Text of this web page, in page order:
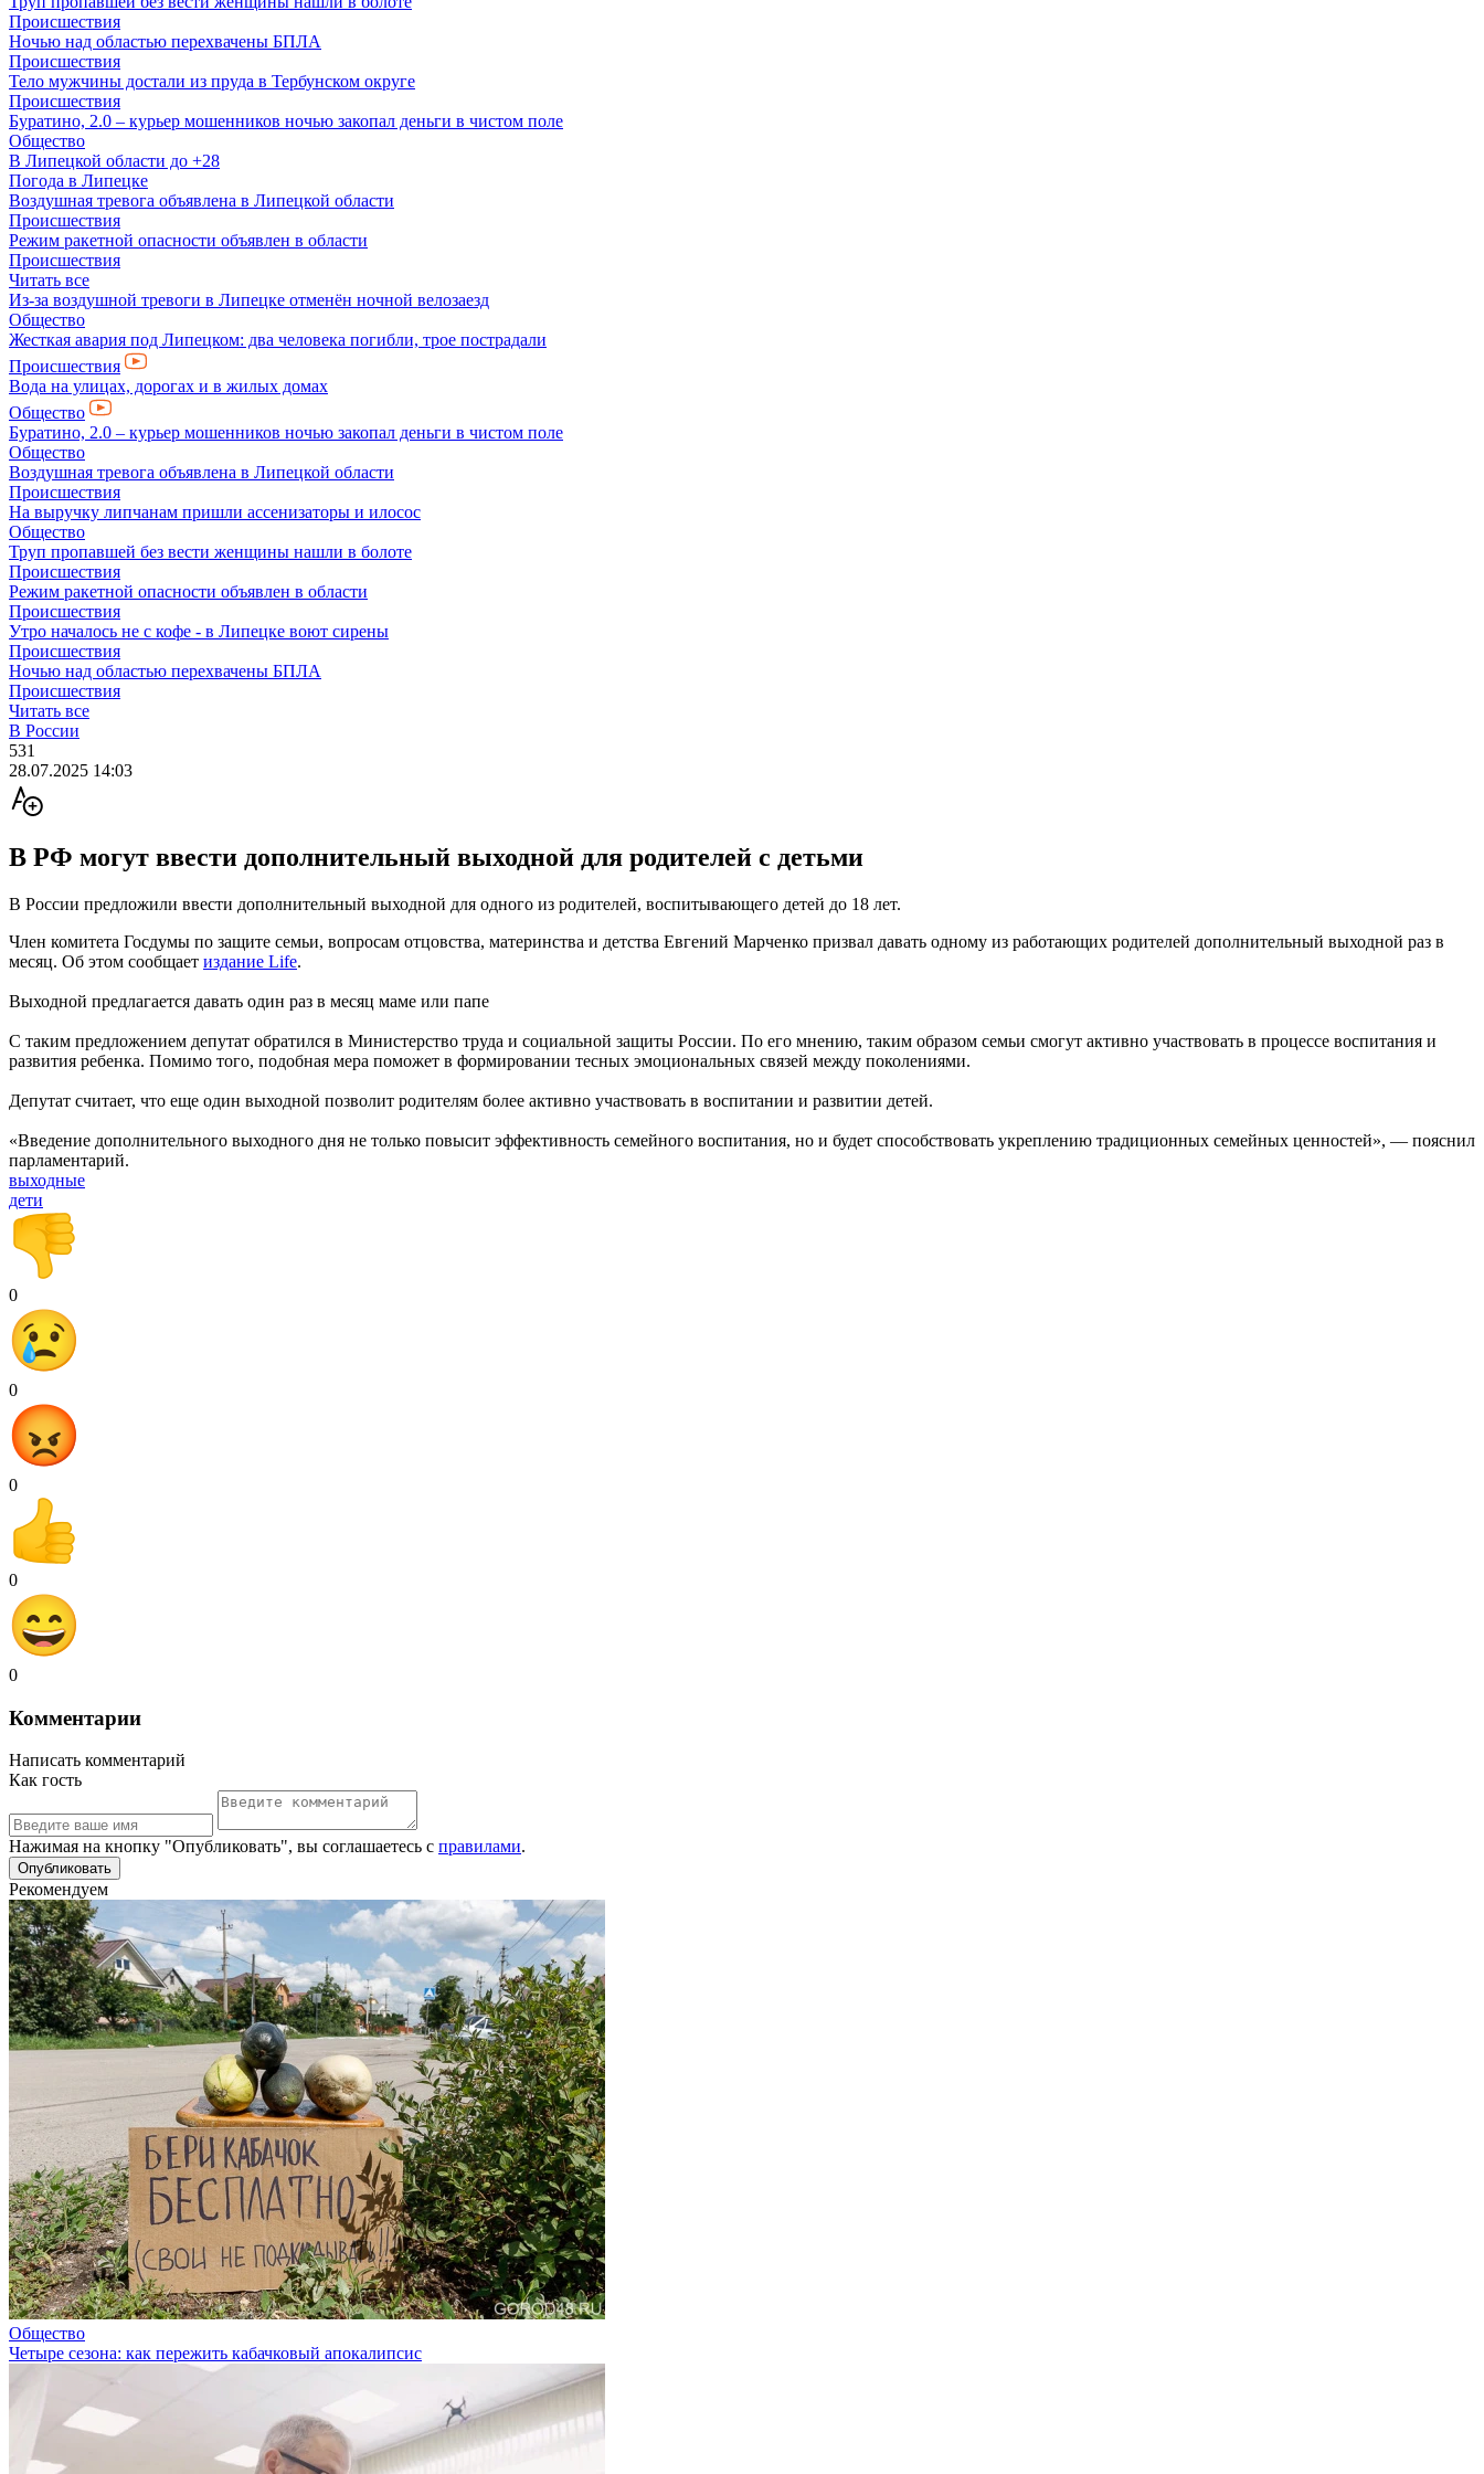
Происшествия
Ночью над областью перехвачены БПЛА
Происшествия
Тело мужчины достали из пруда в Тербунском округе
Происшествия
Буратино, 2.0 – курьер мошенников ночью закопал деньги в чистом поле
Общество
В Липецкой области до +28
Погода в Липецке
Воздушная тревога объявлена в Липецкой области
Происшествия
Режим ракетной опасности объявлен в области
Происшествия
Читать все
Из-за воздушной тревоги в Липецке отменён ночной велозаезд
Общество
Жесткая авария под Липецком: два человека погибли, трое пострадали
Происшествия
Вода на улицах, дорогах и в жилых домах
Общество
Буратино, 2.0 – курьер мошенников ночью закопал деньги в чистом поле
Общество
Воздушная тревога объявлена в Липецкой области
Происшествия
На выручку липчанам пришли ассенизаторы и илосос
Общество
Труп пропавшей без вести женщины нашли в болоте
Происшествия
Режим ракетной опасности объявлен в области
Происшествия
Утро началось не с кофе - в Липецке воют сирены
Происшествия
Ночью над областью перехвачены БПЛА
Происшествия
Читать все
В России
531
28.07.2025 14:03
В РФ могут ввести дополнительный выходной для родителей с детьми
В России предложили ввести дополнительный выходной для одного из родителей, воспитывающего детей до 18 лет.
Член комитета Госдумы по защите семьи, вопросам отцовства, материнства и детства Евгений Марченко призвал давать одному из работающих родителей дополнительный выходной раз в
месяц. Об этом сообщает издание Life.
Выходной предлагается давать один раз в месяц маме или папе
С таким предложением депутат обратился в Министерство труда и социальной защиты России. По его мнению, таким образом семьи смогут активно участвовать в процессе воспитания и
развития ребенка. Помимо того, подобная мера поможет в формировании тесных эмоциональных связей между поколениями.
Депутат считает, что еще один выходной позволит родителям более активно участвовать в воспитании и развитии детей.
«Введение дополнительного выходного дня не только повысит эффективность семейного воспитания, но и будет способствовать укреплению традиционных семейных ценностей», — пояснил
парламентарий.
выходные
дети
0
0
0
0
0
Комментарии
Написать комментарий
Как гость
Нажимая на кнопку "Опубликовать", вы соглашаетесь с правилами.
Рекомендуем
Общество
Четыре сезона: как пережить кабачковый апокалипсис